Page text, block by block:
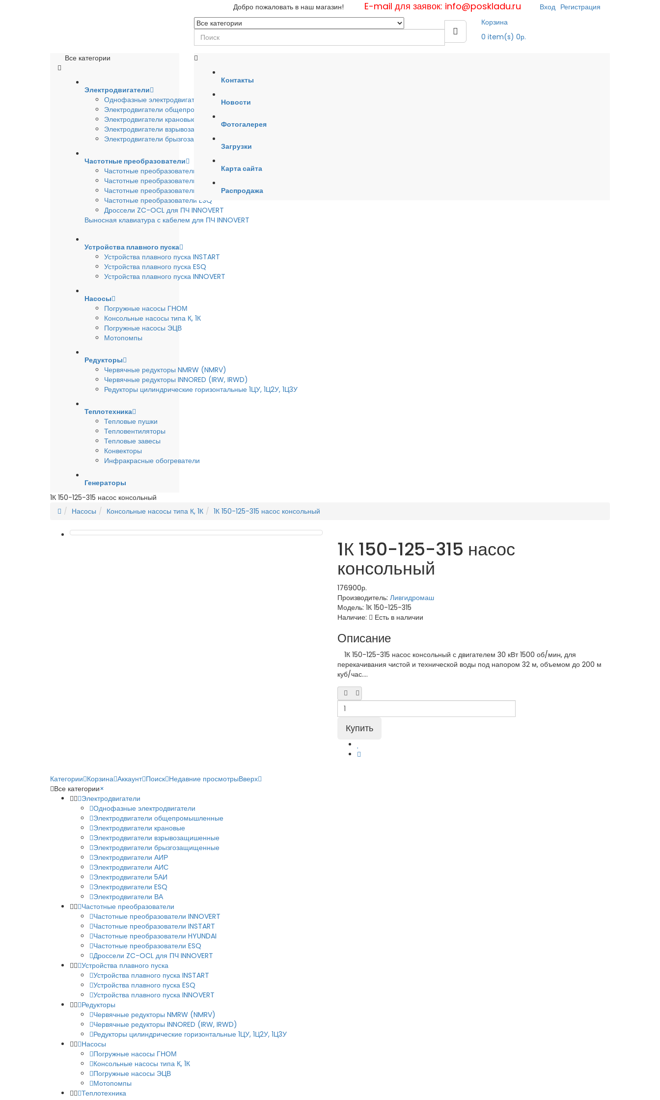
Добро пожаловать в наш магазин! E-mail для заявок: info@poskladu.ru Вход Регистрация
Корзина
0 item(s) 0р.
Все категории
Электродвигатели
Однофазные электродвигатели
Электродвигатели общепромышленные
Электродвигатели крановые
Электродвигатели взрывозащишенные
Электродвигатели брызгозащищенные
Частотные преобразователи
Частотные преобразователи INSTART
Частотные преобразователи INNOVERT
Частотные преобразователи HYUNDAI
Частотные преобразователи ESQ
Дроссели ZC-OCL для ПЧ INNOVERT
Выносная клавиатура с кабелем для ПЧ INNOVERT
Устройства плавного пуска
Устройства плавного пуска INSTART
Устройства плавного пуска ESQ
Устройства плавного пуска INNOVERT
Насосы
Погружные насосы ГНОМ
Консольные насосы типа К, 1К
Погружные насосы ЭЦВ
Мотопомпы
Редукторы
Червячные редукторы NMRW (NMRV)
Червячные редукторы INNORED (IRW, IRWD)
Редукторы цилиндрические горизонтальные 1ЦУ, 1Ц2У, 1Ц3У
Теплотехника
Тепловые пушки
Тепловентиляторы
Тепловые завесы
Конвекторы
Инфракрасные обогреватели
Генераторы
Контакты
Новости
Фотогалерея
Загрузки
Карта сайта
Распродажа
1К 150-125-315 насос консольный
Насосы
Консольные насосы типа К, 1К 1К 150-125-315 насос консольный
1К 150-125-315 насос
консольный
176900р.
Производитель: Ливгидромаш
Модель: 1К 150-125-315
Наличие:
Есть в наличии
Описание
1К 150-125-315 насос консольный с двигателем 30 кВт 1500 об/мин, для
перекачивания чистой и технической воды под напором 32 м, объемом до 200 м
куб/час....
Категории Корзина Аккаунт Поиск Недавние просмотрыВверх
Все категории×
Электродвигатели
Однофазные электродвигатели
Электродвигатели общепромышленные
Электродвигатели крановые
Электродвигатели взрывозащишенные
Электродвигатели брызгозащищенные
Электродвигатели АИР
Электродвигатели АИС
Электродвигатели 5АИ
Электродвигатели ESQ
Электродвигатели ВА
Частотные преобразователи
Частотные преобразователи INNOVERT
Частотные преобразователи INSTART
Частотные преобразователи HYUNDAI
Частотные преобразователи ESQ
Дроссели ZC-OCL для ПЧ INNOVERT
Устройства плавного пуска
Устройства плавного пуска INSTART
Устройства плавного пуска ESQ
Устройства плавного пуска INNOVERT
Редукторы
Червячные редукторы NMRW (NMRV)
Червячные редукторы INNORED (IRW, IRWD)
Редукторы цилиндрические горизонтальные 1ЦУ, 1Ц2У, 1Ц3У
Насосы
Погружные насосы ГНОМ
Консольные насосы типа К, 1К
Погружные насосы ЭЦВ
Мотопомпы
Теплотехника